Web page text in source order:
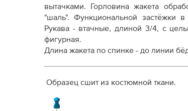
вытачками. Горловина жакета
"шаль". Функциональной застёжки
Рукава - втачные, длиной 3/4, с
фигурная.
Длина жакета по спинке - до линии
Образец сшит из костюмной ткани.